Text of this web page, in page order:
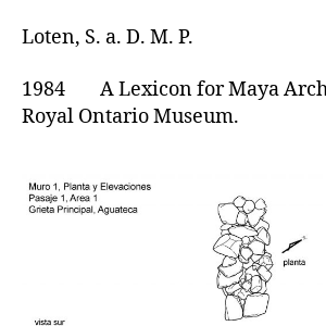
Loten, S. a. D. M. P.
1984 A Lexicon for Maya
Royal Ontario Museum.